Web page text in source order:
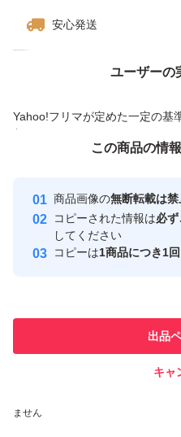
安心発送
ユーザーの
Yahoo!フリマが定めた一定の基
付与しています
安心取引出品者
取引実績
ません
価格の相談
この商品の情
商品画像の無断転載は禁
コピーされた情報は必
してください
コピーは1商品につき1回
出品
キャ
この商品をみている人にオ